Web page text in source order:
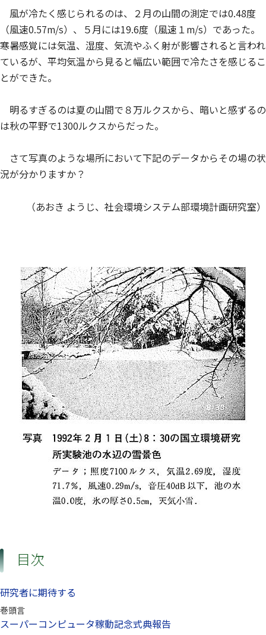
風が冷たく感じられるのは、２月の山間の測定では0.48度
（風速0.57m/s）、５月には19.6度（風速１m/s）であった。
寒暑感覚には気温、湿度、気流やふく射が影響されると言われ
ているが、平均気温から見ると幅広い範囲で冷たさを感じるこ
とができた。
明るすぎるのは夏の山間で８万ルクスから、暗いと感ずるの
は秋の平野で1300ルクスからだった。
さて写真のような場所において下記のデータからその場の状
況が分かりますか？
（あおき ようじ、社会環境システム部環境計画研究室）
目次
研究者に期待する
巻頭言
スーパーコンピュータ稼動記念式典報告